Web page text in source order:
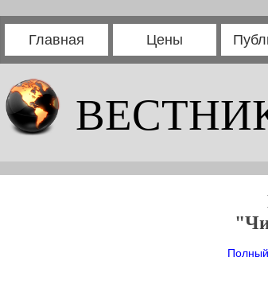
Главная Цены